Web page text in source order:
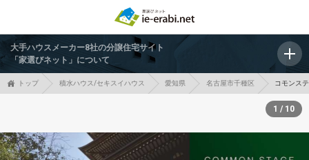
大手ハウスメーカー8社の分譲住宅サイト
「家選びネット」について
トップ 積水ハウス/セキスイハウス 愛知県 名古屋市千種区 コモンス
1 / 10